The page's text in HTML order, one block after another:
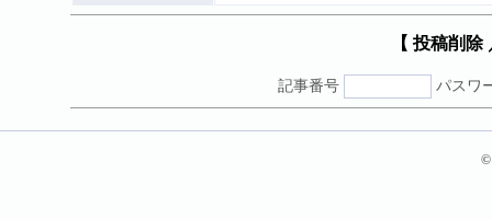
【 投稿削
記事番号 パスワ
©